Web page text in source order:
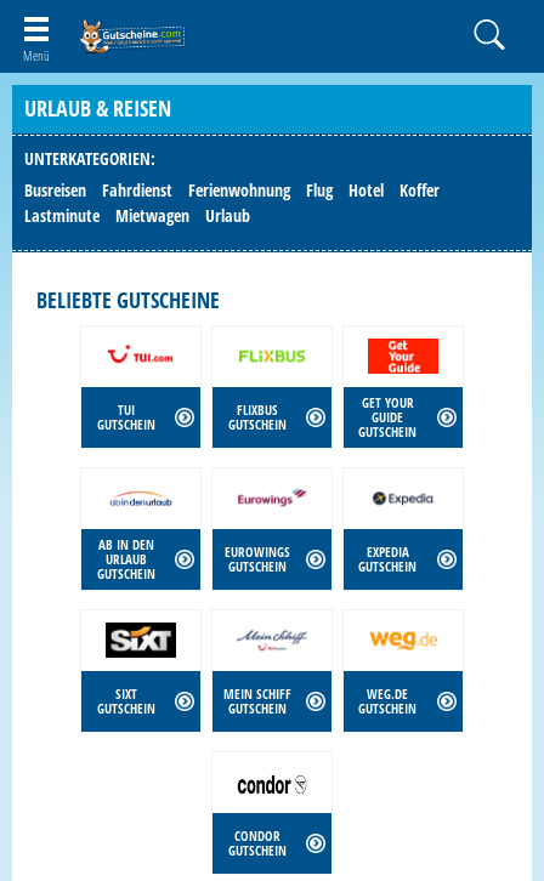
URLAUB & REISEN
UNTERKATEGORIEN:
Busreisen
Fahrdienst Ferienwohnung Flug Hotel
Koffer
Lastminute
Mietwagen Urlaub
BELIEBTE GUTSCHEINE
TUI
GUTSCHEIN
FLIXBUS
GUTSCHEIN
GET YOUR
GUIDE
GUTSCHEIN
AB IN DEN
URLAUB
GUTSCHEIN
EUROWINGS
GUTSCHEIN
EXPEDIA
GUTSCHEIN
SIXT
GUTSCHEIN
MEIN SCHIFF
GUTSCHEIN
WEG.DE
GUTSCHEIN
CONDOR
GUTSCHEIN